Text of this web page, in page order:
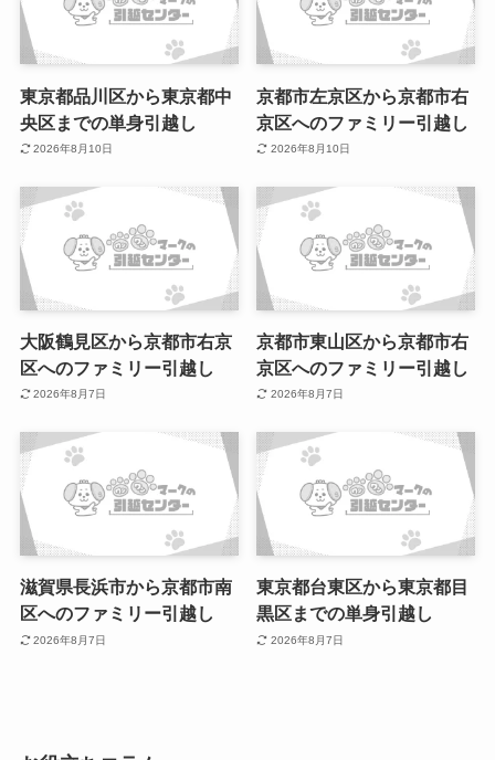
東京都品川区から東京都中
央区までの単身引越し
2026年8月10日
京都市左京区から京都市右
京区へのファミリー引越し
2026年8月10日
大阪鶴見区から京都市右京
区へのファミリー引越し
2026年8月7日
京都市東山区から京都市右
京区へのファミリー引越し
2026年8月7日
滋賀県長浜市から京都市南
区へのファミリー引越し
2026年8月7日
東京都台東区から東京都目
黒区までの単身引越し
2026年8月7日